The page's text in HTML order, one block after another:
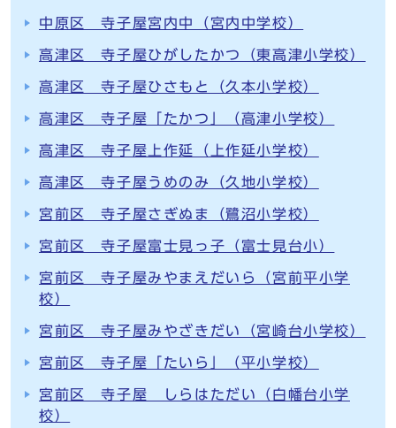
中原区 寺子屋宮内中（宮内中学校）
高津区 寺子屋ひがしたかつ（東高津小学校）
高津区 寺子屋ひさもと（久本小学校）
高津区 寺子屋「たかつ」（高津小学校）
高津区 寺子屋上作延（上作延小学校）
高津区 寺子屋うめのみ（久地小学校）
宮前区 寺子屋さぎぬま（鷺沼小学校）
宮前区 寺子屋富士見っ子（富士見台小）
宮前区 寺子屋みやまえだいら（宮前平小学
校）
宮前区 寺子屋みやざきだい（宮崎台小学校）
宮前区 寺子屋「たいら」（平小学校）
宮前区 寺子屋 しらはただい（白幡台小学
校）